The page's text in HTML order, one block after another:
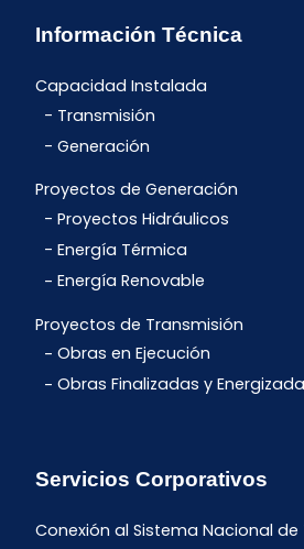
Información Técnica
Capacidad Instalada
Transmisión
Generación
Proyectos de Generación
Proyectos Hidráulicos
Energía Térmica
Energía Renovable
Proyectos de Transmisión
Obras en Ejecución
Obras Finalizadas y
Servicios Corporativos
Conexión al Sistema Nacional de